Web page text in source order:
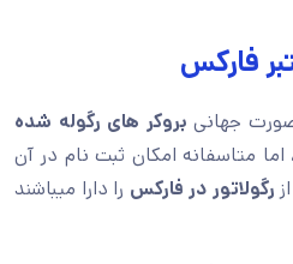
فارکس
جهانی بروکر های رگوله شده
متاسفانه امکان ثبت نام در آن
رگولاتور در فارکس را دارا میباشند